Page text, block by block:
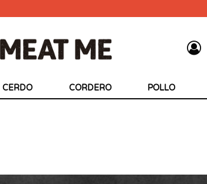
CERDO CORDERO POLLO